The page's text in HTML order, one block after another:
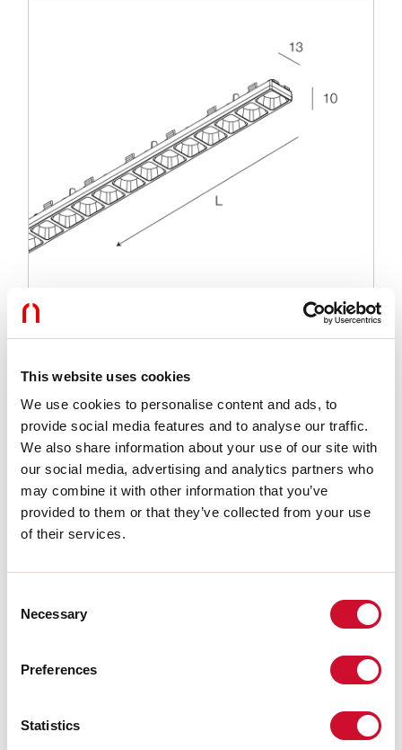
This website uses cookies
We use cookies to personalise content and ads, to
provide social media features and to analyse our traffic.
We also share information about your use of our site with
our social media, advertising and analytics partners who
may combine it with other information that you’ve
provided to them or that they’ve collected from your use
of their services.
Selection
Necessary
Preferences
Statistics
Caratteristiche
Uso:
Interno
Fascio:
25°+60
Colore:
NERO
L:
280mm
A:
13mm
IP:
20